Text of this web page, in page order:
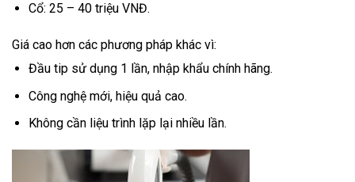
Cổ: 25 – 40 triệu VNĐ.
Giá cao hơn các phương pháp khác vì:
Đầu tip sử dụng 1 lần, nhập khẩu chính hãng.
Công nghệ mới, hiệu quả cao.
Không cần liệu trình lặp lại nhiều lần.